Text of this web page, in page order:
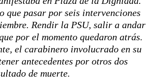
pasar por seis intervenciones
Rendir la PSU, salir a andar
por el momento quedaron atrás.
el carabinero involucrado en su
antecedentes por otros dos
de muerte.